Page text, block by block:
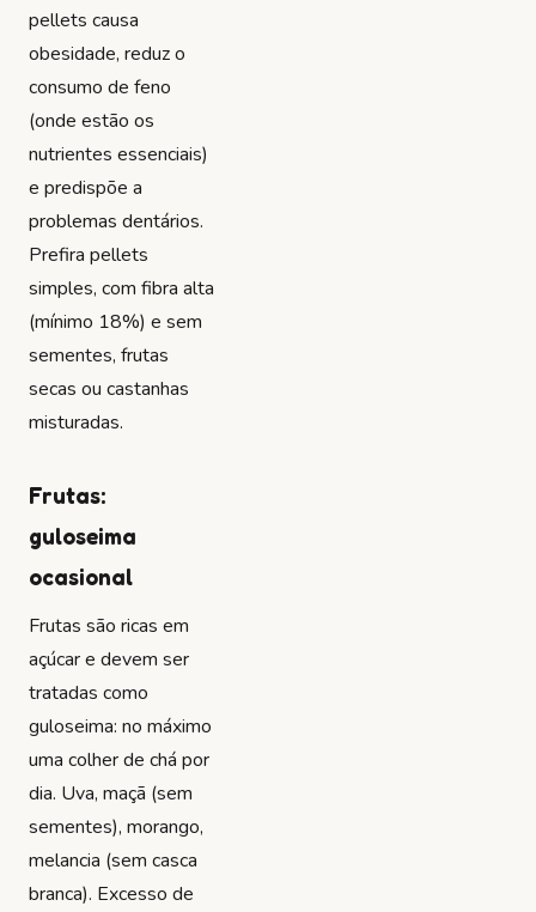
pellets causa
obesidade, reduz o
consumo de feno
(onde estão os
nutrientes essenciais)
e predispõe a
problemas dentários.
Prefira pellets
simples, com fibra alta
(mínimo 18%) e sem
sementes, frutas
secas ou castanhas
misturadas.
Frutas:
guloseima
ocasional
Frutas são ricas em
açúcar e devem ser
tratadas como
guloseima: no máximo
uma colher de chá por
dia. Uva, maçã (sem
sementes), morango,
melancia (sem casca
branca). Excesso de